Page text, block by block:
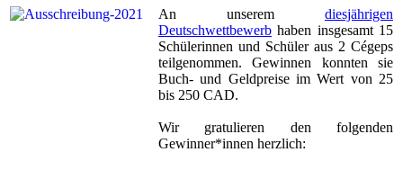
An unserem diesjährigen
Deutschwettbewerb haben insgesamt 15
Schülerinnen und Schüler aus 2 Cégeps
teilgenommen. Gewinnen konnten sie
Buch- und Geldpreise im Wert von 25
bis 250 CAD.
Wir gratulieren den folgenden
Gewinner*innen herzlich: